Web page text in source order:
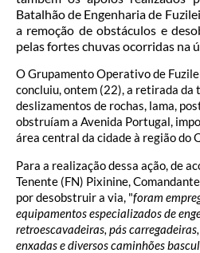
Batalhão de Engenharia de
a remoção de obstáculos e
pelas fortes chuvas ocorridas na
O Grupamento Operativo de
concluiu, ontem (22), a retirada da
deslizamentos de rochas, lama,
obstruíam a Avenida Portugal,
área central da cidade à região do
Para a realização dessa ação, de
Tenente (FN) Pixinine,
por desobstruir a via, "foram
equipamentos especializados de
retroescavadeiras, pás
enxadas e diversos caminhões